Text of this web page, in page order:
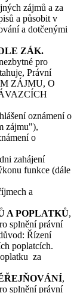
zájmů a za
a působit v
a dotčenými
ZÁK.
pro
Právní
ZÁJMU, O
oznámení o
zájmu"),
o
zahájení
funkce (dále
a
A POPLATKŮ,
splnění právní
Řízení
poplatcích.
za
,
splnění právní